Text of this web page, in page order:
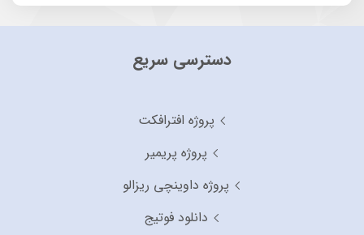
دسترسی سریع
پروژه افترافکت
پروژه پریمیر
پروژه داوینچی ریزالو
دانلود فوتیج